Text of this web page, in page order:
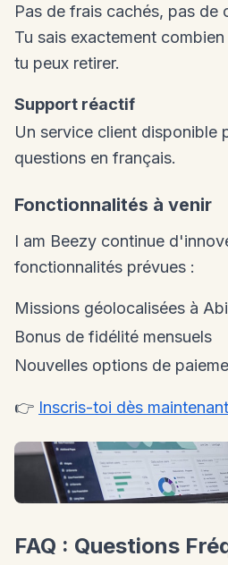
Pas de frais cachés, pas de
Tu sais exactement
tu peux retirer.
Support réactif
Un service client disponible
questions en français.
Fonctionnalités à venir
I am Beezy continue
fonctionnalités prévues :
Missions géolocalisées à
Bonus de fidélité mensuels
Nouvelles options de
👉 Inscris-toi dès
FAQ : Questions